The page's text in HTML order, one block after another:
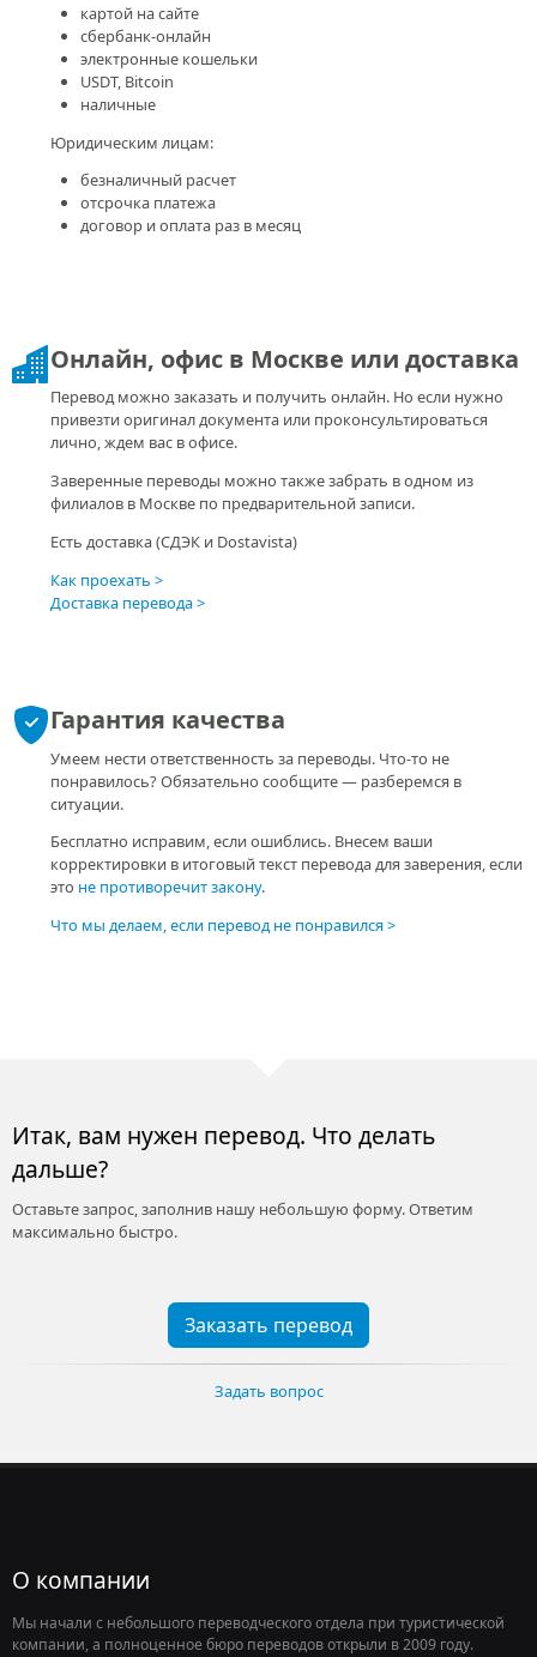
картой на сайте
сбербанк-онлайн
электронные кошельки
USDT, Bitcoin
наличные
Юридическим лицам:
безналичный расчет
отсрочка платежа
договор и оплата раз в месяц
Онлайн, офис в Москве или доставка
Перевод можно заказать и получить онлайн. Но если нужно
привезти оригинал документа или проконсультироваться
лично, ждем вас в офисе.
Заверенные переводы можно также забрать в одном из
филиалов в Москве по предварительной записи.
Есть доставка (СДЭК и Dostavista)
Как проехать
Доставка перевода
Гарантия качества
Умеем нести ответственность за переводы. Что-то не
понравилось? Обязательно сообщите — разберемся в
ситуации.
Бесплатно исправим, если ошиблись. Внесем ваши
корректировки в итоговый текст перевода для заверения, если
это не противоречит закону.
Что мы делаем, если перевод не понравился
Итак, вам нужен перевод. Что делать
дальше?
Оставьте запрос, заполнив нашу небольшую форму. Ответим
максимально быстро.
Заказать перевод
Задать вопрос
О компании
Мы начали с небольшого переводческого отдела при туристической
компании, а полноценное бюро переводов открыли в 2009 году.